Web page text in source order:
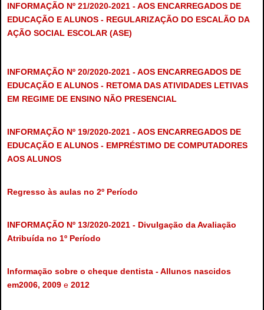
INFORMAÇÃO Nº 21/2020-2021 - AOS ENCARREGADOS DE
EDUCAÇÃO E ALUNOS - REGULARIZAÇÃO DO ESCALÃO DA
AÇÃO SOCIAL ESCOLAR (ASE)
INFORMAÇÃO Nº 20/2020-2021 - AOS ENCARREGADOS DE
EDUCAÇÃO E ALUNOS - RETOMA DAS ATIVIDADES LETIVAS
EM REGIME DE ENSINO NÃO PRESENCIAL
INFORMAÇÃO Nº 19/2020-2021 - AOS ENCARREGADOS DE
EDUCAÇÃO E ALUNOS - EMPRÉSTIMO DE COMPUTADORES
AOS ALUNOS
Regresso às aulas no 2º Período
INFORMAÇÃO Nº 13/2020-2021 - Divulgação da Avaliação
Atribuída no 1º Período
Informação sobre o cheque dentista - Allunos nascidos
em2006, 2009 e 2012